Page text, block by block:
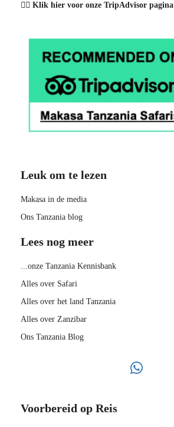
👉🏽 Klik hier voor onze TripAdvisor pagina
Leuk om te lezen
Makasa in de media
Ons Tanzania blog
Lees nog meer
...onze Tanzania Kennisbank
Alles over Safari
Alles over het land Tanzania
Alles over Zanzibar
Ons Tanzania Blog
Voorbereid op Reis